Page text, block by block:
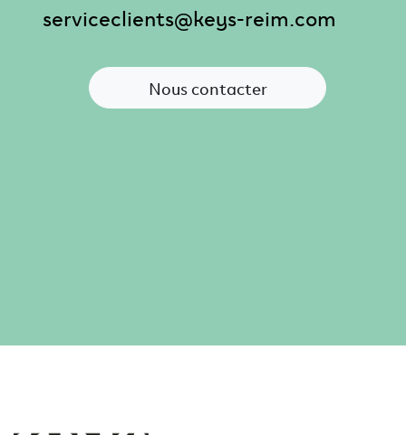
serviceclients@keys-reim.com
Nous contacter